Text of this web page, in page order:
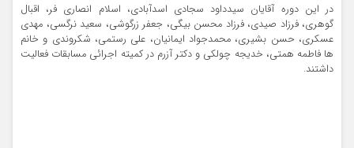
در این‌ دوره آقایان سیدداود سجادی اسدآبادی، اسلام انصاری فر، اقبال
گوهری، فرزاد صیدی، فرزاد محسن بیگی، جعفر زرگوشی، سعید نرگسی، مهدی
عسکری، حسن بشیری، محمدجواد ایمانیان، علی رستمی، شکروندی و خانم
ها فاطمه همتی، خدیجه چولکی و دکتر آزرم در کمیته اجرائی مسابقات فعالیت
داشتند.